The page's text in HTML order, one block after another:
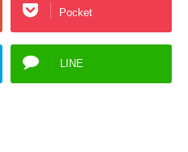
Pocket
LINE